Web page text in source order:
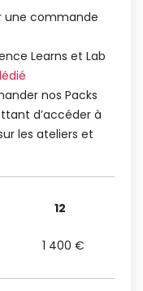
une commande
Learns et Lab
nos Packs
d’accéder à
les ateliers et
12
1 400 €